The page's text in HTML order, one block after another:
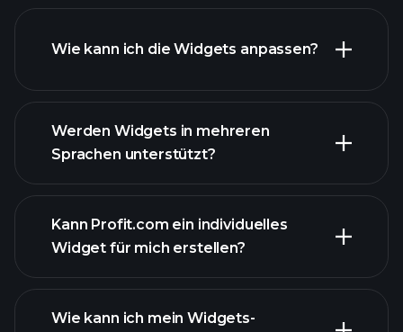
Wie kann ich die Widgets anpassen?
Werden Widgets in mehreren
Sprachen unterstützt?
Kann Profit.com ein individuelles
Widget für mich erstellen?
contact@profit.com
Wie kann ich mein Widgets-